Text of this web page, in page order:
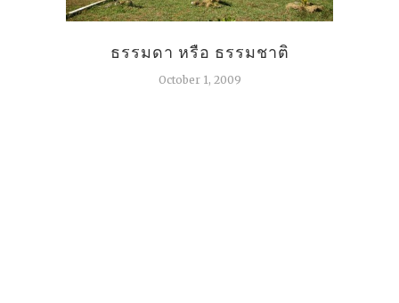
ธรรมดา หรือ ธรรมชาติ
October 1, 2009